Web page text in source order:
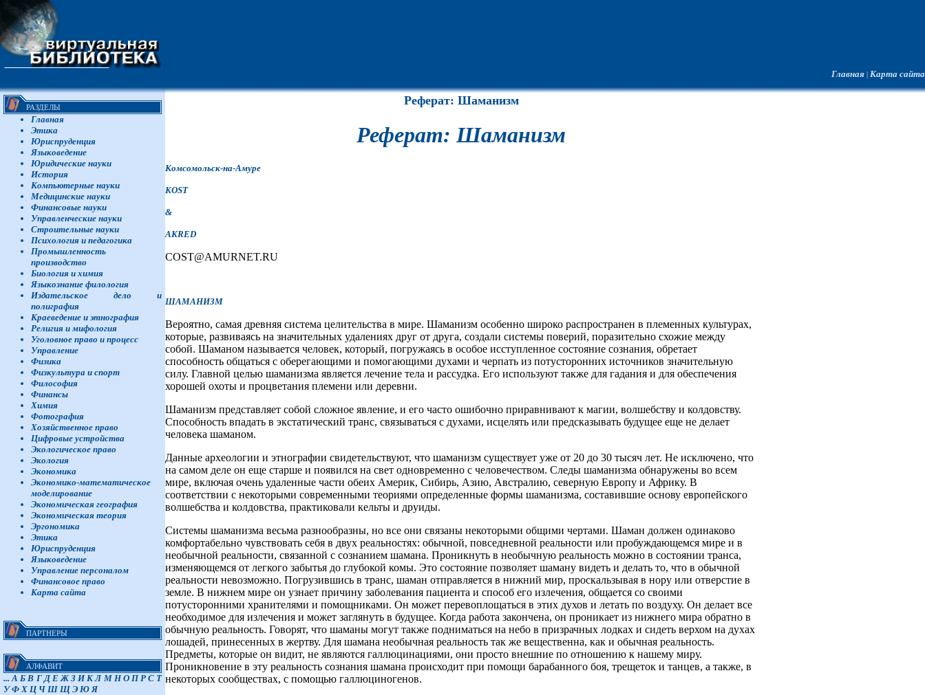
Главная | Карта сайта
РАЗДЕЛЫ
Главная
Этика
Юриспруденция
Языковедение
Юридические науки
История
Компьютерные науки
Медицинские науки
Финансовые науки
Управленческие науки
Строительные науки
Психология и педагогика
Промышленность
производство
Биология и химия
Языкознание филология
Издательское дело и
полиграфия
Краеведение и этнография
Религия и мифология
Уголовное право и процесс
Управление
Физика
Физкультура и спорт
Философия
Финансы
Химия
Фотография
Хозяйственное право
Цифровые устройства
Экологическое право
Экология
Экономика
Экономико-математическое
моделирование
Экономическая география
Экономическая теория
Эргономика
Этика
Юриспруденция
Языковедение
Управление персоналом
Финансовое право
Карта сайта
ПАРТНЕРЫ
АЛФАВИТ
... А Б В Г Д Е Ж З И К Л М Н О П Р С Т
У Ф Х Ц Ч Ш Щ Э Ю Я
Реферат: Шаманизм
Реферат: Шаманизм
Комсомольск-на-Амуре
KOST
&
AKRED
COST@AMURNET.RU
ШАМАНИЗМ
Вероятно, самая древняя система целительства в мире. Шаманизм особенно широко распространен в племенных культурах,
которые, развиваясь на значительных удалениях друг от друга, создали системы поверий, поразительно схожие между
собой. Шаманом называется человек, который, погружаясь в особое исступленное состояние сознания, обретает
способность общаться с оберегающими и помогающими духами и черпать из потусторонних источников значительную
силу. Главной целью шаманизма является лечение тела и рассудка. Его используют также для гадания и для обеспечения
хорошей охоты и процветания племени или деревни.
Шаманизм представляет собой сложное явление, и его часто ошибочно приравнивают к магии, волшебству и колдовству.
Способность впадать в экстатический транс, связываться с духами, исцелять или предсказывать будущее еще не делает
человека шаманом.
Данные археологии и этнографии свидетельствуют, что шаманизм существует уже от 20 до 30 тысяч лет. Не исключено, что
на самом деле он еще старше и появился на свет одновременно с человечеством. Следы шаманизма обнаружены во всем
мире, включая очень удаленные части обеих Америк, Сибирь, Азию, Австралию, северную Европу и Африку. В
соответствии с некоторыми современными теориями определенные формы шаманизма, составившие основу европейского
волшебства и колдовства, практиковали кельты и друиды.
Системы шаманизма весьма разнообразны, но все они связаны некоторыми общими чертами. Шаман должен одинаково
комфортабельно чувствовать себя в двух реальностях: обычной, повседневной реальности или пробуждающемся мире и в
необычной реальности, связанной с сознанием шамана. Проникнуть в необычную реальность можно в состоянии транса,
изменяющемся от легкого забытья до глубокой комы. Это состояние позволяет шаману видеть и делать то, что в обычной
реальности невозможно. Погрузившись в транс, шаман отправляется в нижний мир, проскальзывая в нору или отверстие в
земле. В нижнем мире он узнает причину заболевания пациента и способ его излечения, общается со своими
потусторонними хранителями и помощниками. Он может перевоплощаться в этих духов и летать по воздуху. Он делает все
необходимое для излечения и может заглянуть в будущее. Когда работа закончена, он проникает из нижнего мира обратно в
обычную реальность. Говорят, что шаманы могут также подниматься на небо в призрачных лодках и сидеть верхом на духах
лошадей, принесенных в жертву. Для шамана необычная реальность так же вещественна, как и обычная реальность.
Предметы, которые он видит, не являются галлюцинациями, они просто внешние по отношению к нашему миру.
Проникновение в эту реальность сознания шамана происходит при помощи барабанного боя, трещеток и танцев, а также, в
некоторых сообществах, с помощью галлюциногенов.